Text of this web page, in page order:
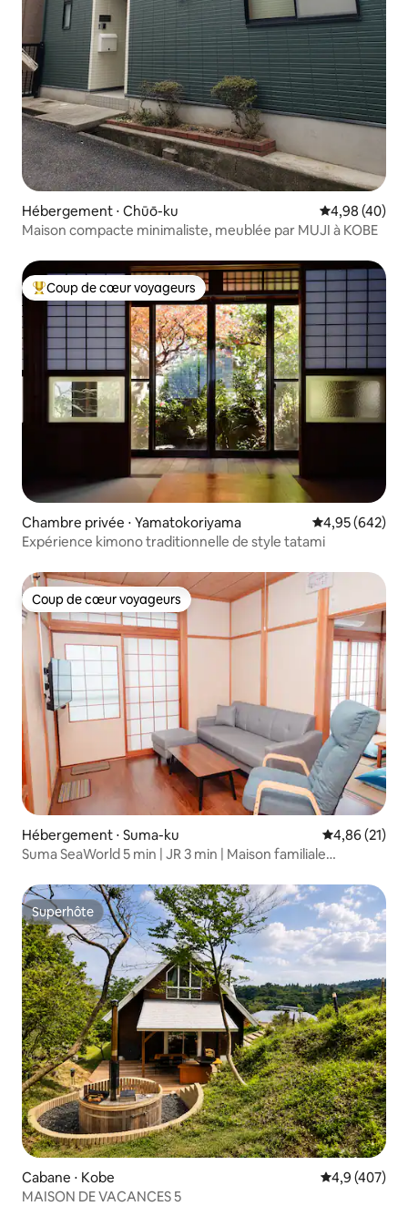
Hébergement ⋅ Chūō-ku Évaluation
4,98 (40)
Maison compacte minimaliste, meublée par MUJI à KOBE
Coups de cœur voyageurs les plus appréciés
Coup de cœur voyageurs
Chambre privée ⋅ Yamatokoriyama Évaluation
4,95 (642)
Expérience kimono traditionnelle de style tatami
Coup de cœur voyageurs
Coup de cœur voyageurs
Hébergement ⋅ Suma-ku Évaluation
4,86 (21)
Suma SeaWorld 5 min | JR 3 min | Maison familiale
Superhôte
Superhôte
Cabane ⋅ Kobe Évaluation
4,9 (407)
MAISON DE VACANCES 5